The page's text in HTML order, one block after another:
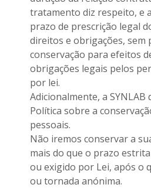
tratamento diz respeito, e
prazo de prescrição legal
direitos e obrigações, sem
conservação para efeitos
obrigações legais pelos
por lei.
Adicionalmente, a SYNLAB
Política sobre a
pessoais.
Não iremos conservar a
mais do que o prazo
ou exigido por Lei, após o
ou tornada anónima.